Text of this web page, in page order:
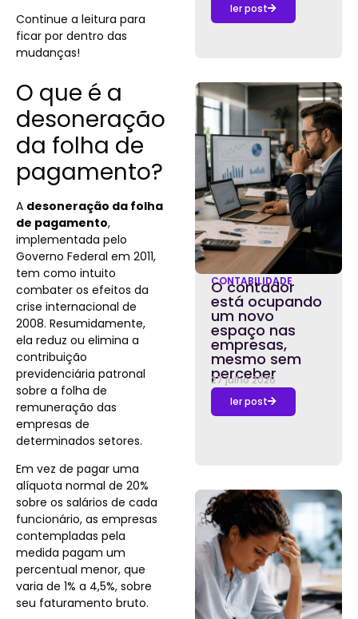
Continue a leitura para
ficar por dentro das
mudanças!
O que é a
desoneração
da folha de
pagamento?
A desoneração da folha
de pagamento,
implementada pelo
Governo Federal em 2011,
tem como intuito
combater os efeitos da
crise internacional de
2008. Resumidamente,
ela reduz ou elimina a
contribuição
previdenciária patronal
sobre a folha de
remuneração das
empresas de
determinados setores.
Em vez de pagar uma
alíquota normal de 20%
sobre os salários de cada
funcionário, as empresas
contempladas pela
medida pagam um
percentual menor, que
varia de 1% a 4,5%, sobre
seu faturamento bruto.
ler post
CONTABILIDADE
O contador
está ocupando
um novo
espaço nas
empresas,
mesmo sem
perceber
27 julho 2026
ler post